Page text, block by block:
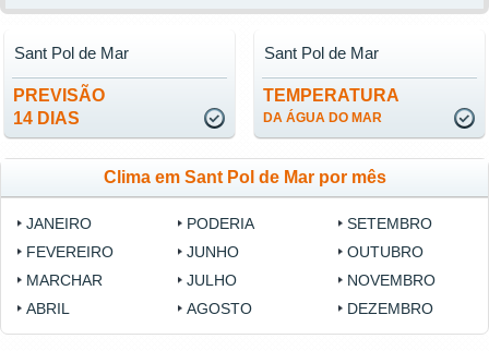
PREVISÃO
14 DIAS
Sant Pol de Mar
TEMPERATURA
DA ÁGUA DO MAR
Sant Pol de Mar
Clima em Sant Pol de Mar por mês
JANEIRO
FEVEREIRO
MARCHAR
ABRIL
PODERIA
JUNHO
JULHO
AGOSTO
SETEMBRO
OUTUBRO
NOVEMBRO
DEZEMBRO